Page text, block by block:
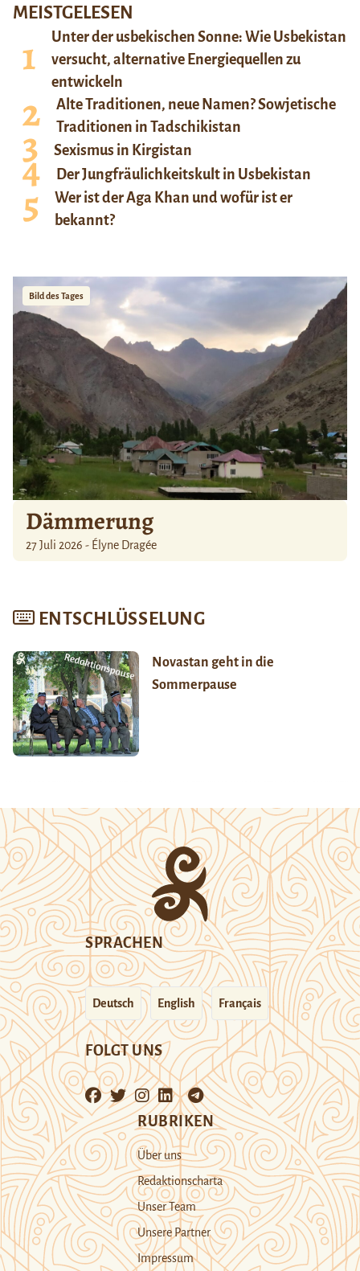
MEISTGELESEN
Unter der usbekischen Sonne: Wie Usbekistan
versucht, alternative Energiequellen zu
entwickeln
Alte Traditionen, neue Namen? Sowjetische
Traditionen in Tadschikistan
Sexismus in Kirgistan
Der Jungfräulichkeitskult in Usbekistan
Wer ist der Aga Khan und wofür ist er
bekannt?
Bild des Tages
Dämmerung
27 Juli 2026 - Élyne Dragée
ENTSCHLÜSSELUNG
Novastan geht in die
Sommerpause
SPRACHEN
Deutsch English Français
FOLGT UNS
RUBRIKEN
Über uns
Redaktionscharta
Unser Team
Unsere Partner
Impressum